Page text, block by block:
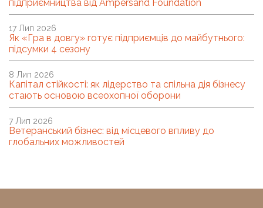
підприємництва від Ampersand Foundation
Як «Гра в довгу» готує підприємців до майбутнього:
підсумки 4 сезону
17 Лип 2026
Капітал стійкості: як лідерство та спільна дія бізнесу
стають основою всеохопної оборони
8 Лип 2026
Ветеранський бізнес: від місцевого впливу до
глобальних можливостей
7 Лип 2026